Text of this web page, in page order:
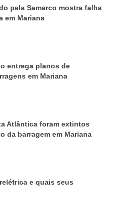
pela Samarco mostra falha
em Mariana
entrega planos de
em Mariana
Atlântica foram extintos
da barragem em Mariana
e quais seus